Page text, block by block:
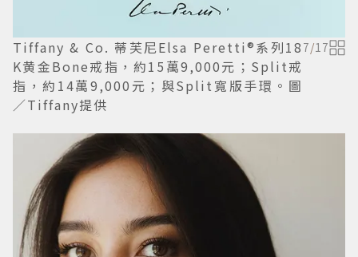
Tiffany & Co. 蒂芙尼Elsa Peretti®系列18
K黄金Bone戒指，約15萬9,000元；Split戒
指，約14萬9,000元；與Split寬版手環。圖
／Tiffany提供
7/17